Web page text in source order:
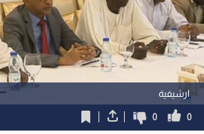
ارشيفية
0
0